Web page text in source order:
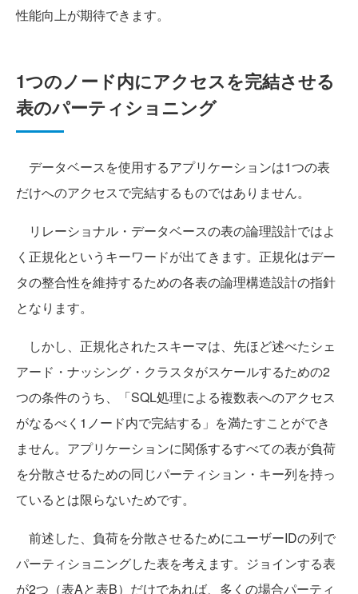
性能向上が期待できます。
1つのノード内にアクセスを完結させる
表のパーティショニング
データベースを使用するアプリケーションは1つの表
だけへのアクセスで完結するものではありません。
リレーショナル・データベースの表の論理設計ではよ
く正規化というキーワードが出てきます。正規化はデー
タの整合性を維持するための各表の論理構造設計の指針
となります。
しかし、正規化されたスキーマは、先ほど述べたシェ
アード・ナッシング・クラスタがスケールするための2
つの条件のうち、「SQL処理による複数表へのアクセス
がなるべく1ノード内で完結する」を満たすことができ
ません。アプリケーションに関係するすべての表が負荷
を分散させるための同じパーティション・キー列を持っ
ているとは限らないためです。
前述した、負荷を分散させるためにユーザーIDの列で
パーティショニングした表を考えます。ジョインする表
が2つ（表Aと表B）だけであれば、多くの場合パーティ